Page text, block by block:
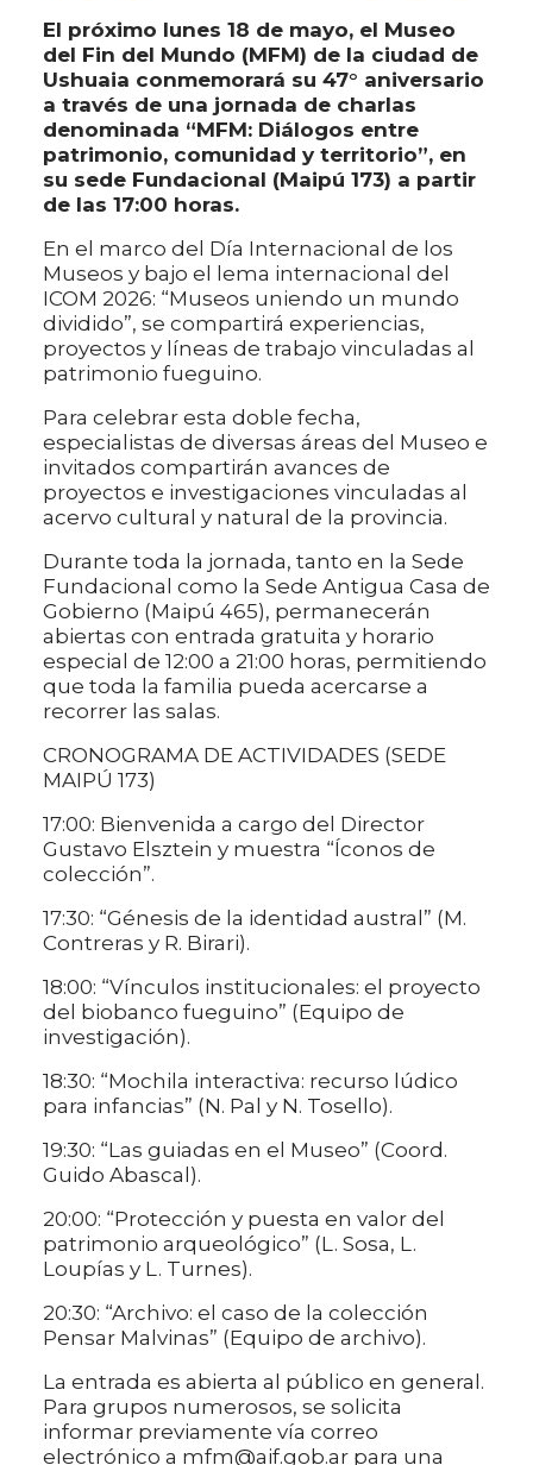
El próximo lunes 18 de mayo, el Museo
del Fin del Mundo (MFM) de la ciudad de
Ushuaia conmemorará su 47° aniversario
a través de una jornada de charlas
denominada “MFM: Diálogos entre
patrimonio, comunidad y territorio”, en
su sede Fundacional (Maipú 173) a partir
de las 17:00 horas.
En el marco del Día Internacional de los
Museos y bajo el lema internacional del
ICOM 2026: “Museos uniendo un mundo
dividido”, se compartirá experiencias,
proyectos y líneas de trabajo vinculadas al
patrimonio fueguino.
Para celebrar esta doble fecha,
especialistas de diversas áreas del Museo e
invitados compartirán avances de
proyectos e investigaciones vinculadas al
acervo cultural y natural de la provincia.
Durante toda la jornada, tanto en la Sede
Fundacional como la Sede Antigua Casa de
Gobierno (Maipú 465), permanecerán
abiertas con entrada gratuita y horario
especial de 12:00 a 21:00 horas, permitiendo
que toda la familia pueda acercarse a
recorrer las salas.
CRONOGRAMA DE ACTIVIDADES (SEDE
MAIPÚ 173)
17:00: Bienvenida a cargo del Director
Gustavo Elsztein y muestra “Íconos de
colección”.
17:30: “Génesis de la identidad austral” (M.
Contreras y R. Birari).
18:00: “Vínculos institucionales: el proyecto
del biobanco fueguino” (Equipo de
investigación).
18:30: “Mochila interactiva: recurso lúdico
para infancias” (N. Pal y N. Tosello).
19:30: “Las guiadas en el Museo” (Coord.
Guido Abascal).
20:00: “Protección y puesta en valor del
patrimonio arqueológico” (L. Sosa, L.
Loupías y L. Turnes).
20:30: “Archivo: el caso de la colección
Pensar Malvinas” (Equipo de archivo).
La entrada es abierta al público en general.
Para grupos numerosos, se solicita
informar previamente vía correo
electrónico a mfm@aif.gob.ar para una